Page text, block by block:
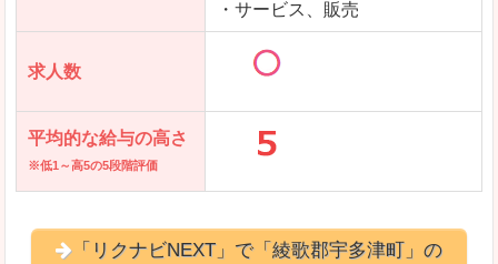
・サービス、販売
求人数
平均的な給与の高さ
※低1～高5の5段階評価
「リクナビNEXT」で「綾歌郡宇多津町」の